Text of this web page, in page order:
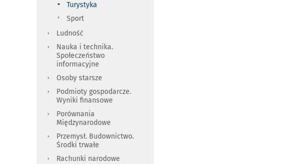
Turystyka
Sport
Ludność
Nauka i technika.
Społeczeństwo
informacyjne
Osoby starsze
Podmioty gospodarcze.
Wyniki finansowe
Porównania
Międzynarodowe
Przemysł. Budownictwo.
Środki trwałe
Rachunki narodowe